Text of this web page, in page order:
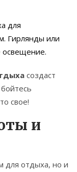
для
Гирлянды или
освещение.
создаст
свое!
и
для отдыха, но и